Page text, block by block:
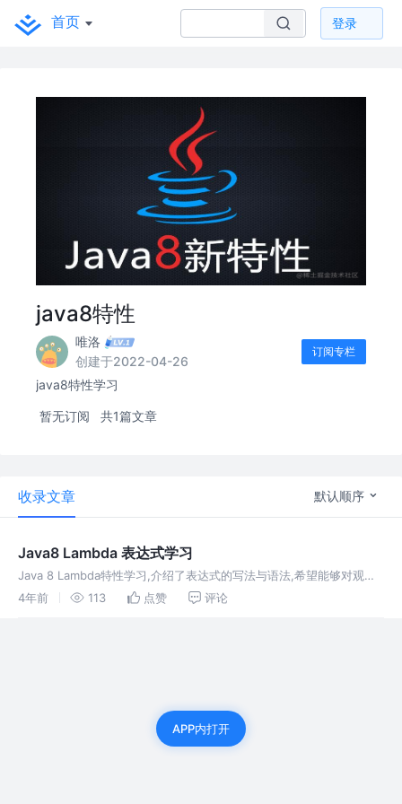
首页 登录
java8特性
唯洛
创建于2022-04-26
订阅专栏
java8特性学习
暂无订阅 共1篇文章
收录文章 默认顺序
Java8 Lambda 表达式学习
Java 8 Lambda特性学习,介绍了表达式的写法与语法,希望能够对观看
者起到作用,后续还会跟进其他java8的特性内容
4年前 113 点赞 评论
APP内打开